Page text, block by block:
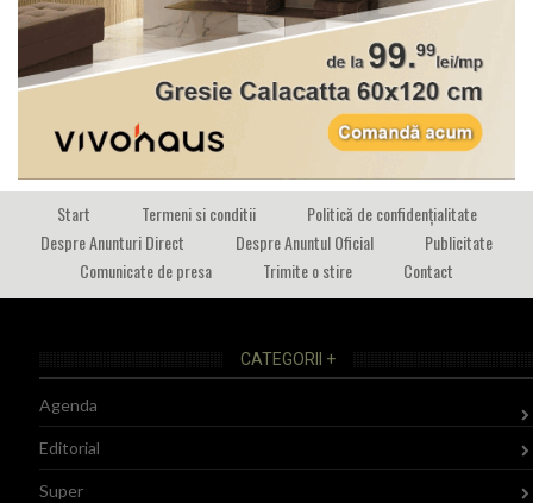
Start Termeni si conditii
Politică de confidențialitate
Despre Anunturi Direct
Despre Anuntul Oficial
Publicitate
Comunicate de presa
Trimite o stire Contact
CATEGORII +
Agenda
Editorial
Super